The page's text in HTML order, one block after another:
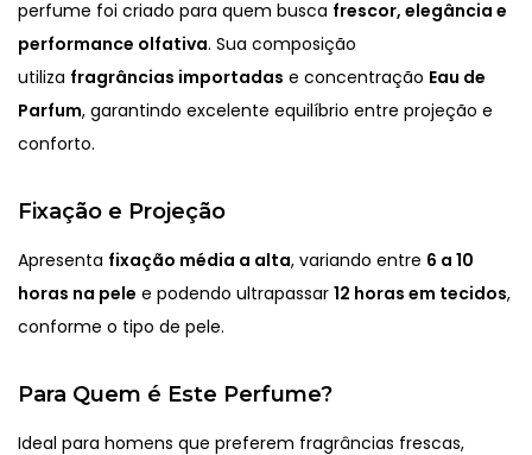
perfume foi criado para quem busca frescor, elegância e
performance olfativa. Sua composição
utiliza fragrâncias importadas e concentração Eau de
Parfum, garantindo excelente equilíbrio entre projeção e
conforto.
Fixação e Projeção
Apresenta fixação média a alta, variando entre 6 a 10
horas na pele e podendo ultrapassar 12 horas em tecidos,
conforme o tipo de pele.
Para Quem é Este Perfume?
Ideal para homens que preferem fragrâncias frescas,